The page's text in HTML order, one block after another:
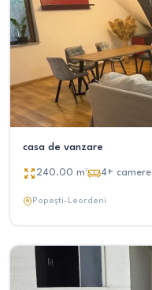
casa de vanzare
240.00 m² 4+ camere
Popești-Leordeni